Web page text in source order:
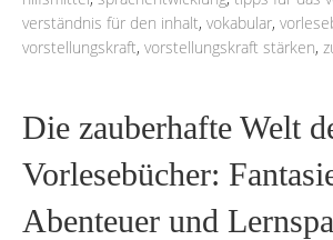
verständnis für den inhalt, vokabular,
vorstellungskraft, vorstellungskraft stärken,
Die zauberhafte Welt
Vorlesebücher:
Abenteuer und